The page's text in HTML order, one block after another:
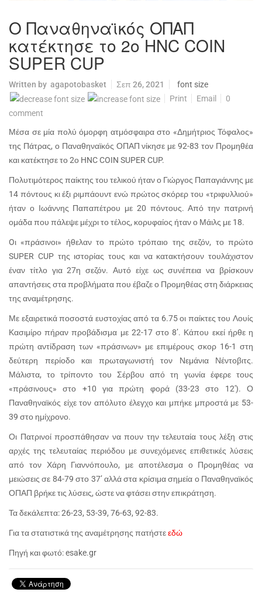
O Παναθηναϊκός ΟΠΑΠ
κατέκτησε το 2ο HNC COIN
SUPER CUP
Written by agapotobasket Σεπ 26, 2021
font size
Print
Email
0
comment
Μέσα σε μία πολύ όμορφη ατμόσφαιρα στο «Δημήτριος Τόφαλος»
της Πάτρας, ο Παναθηναϊκός ΟΠΑΠ νίκησε με 92-83 τον Προμηθέα
και κατέκτησε το 2ο HNC COIN SUPER CUP.
Πολυτιμότερος παίκτης του τελικού ήταν ο Γιώργος Παπαγιάννης με
14 πόντους κι έξι ριμπάουντ ενώ πρώτος σκόρερ του «τριφυλλιού»
ήταν ο Ιωάννης Παπαπέτρου με 20 πόντους. Από την πατρινή
ομάδα που πάλεψε μέχρι το τέλος, κορυφαίος ήταν ο Μάιλς με 18.
Oι «πράσινοι» ήθελαν το πρώτο τρόπαιο της σεζόν, το πρώτο
SUPER CUP της ιστορίας τους και να κατακτήσουν τουλάχιστον
έναν τίτλο για 27η σεζόν. Αυτό είχε ως συνέπεια να βρίσκουν
απαντήσεις στα προβλήματα που έβαζε ο Προμηθέας στη διάρκειας
της αναμέτρησης.
Με εξαιρετικά ποσοστά ευστοχίας από τα 6.75 οι παίκτες του Λουίς
Κασιμίρο πήραν προβάδισμα με 22-17 στο 8’. Κάπου εκεί ήρθε η
πρώτη αντίδραση των «πράσινων» με επιμέρους σκορ 16-1 στη
δεύτερη περίοδο και πρωταγωνιστή τον Νεμάνια Νέντοβιτς.
Μάλιστα, το τρίποντο του Σέρβου από τη γωνία έφερε τους
«πράσινους» στο +10 για πρώτη φορά (33-23 στο 12'). Ο
Παναθηναϊκός είχε τον απόλυτο έλεγχο και μπήκε μπροστά με 53-
39 στο ημίχρονο.
Οι Πατρινοί προσπάθησαν να πουν την τελευταία τους λέξη στις
αρχές της τελευταίας περιόδου με συνεχόμενες επιθετικές λύσεις
από τον Χάρη Γιαννόπουλο, με αποτέλεσμα ο Προμηθέας να
μειώσεις σε 84-79 στο 37’ αλλά στα κρίσιμα σημεία ο Παναθηναϊκός
ΟΠΑΠ βρήκε τις λύσεις, ώστε να φτάσει στην επικράτηση.
Τα δεκάλεπτα: 26-23, 53-39, 76-63, 92-83.
Για τα στατιστικά της αναμέτρησης πατήστεεδώ
Πηγή και φωτό: esake.gr